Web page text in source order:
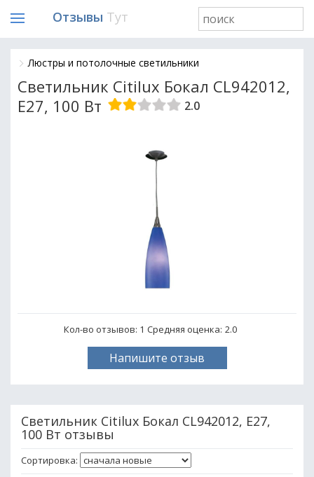
Отзывы Тут
Люстры и потолочные светильники
Светильник Citilux Бокал CL942012,
E27, 100 Вт
2.0
Кол-во отзывов: 1 Средняя оценка: 2.0
Напишите отзыв
Светильник Citilux Бокал CL942012, E27,
100 Вт отзывы
Сортировка: